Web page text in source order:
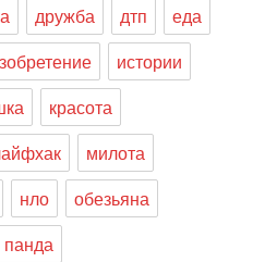
дружба дтп
еда
истории
красота
милота
нло
обезьяна
панда